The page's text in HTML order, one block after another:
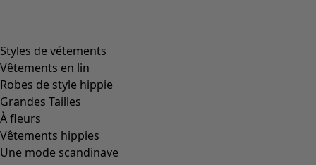
Styles de vétements
Vêtements en lin
Robes de style hippie
Grandes Tailles
À fleurs
Vêtements hippies
Une mode scandinave